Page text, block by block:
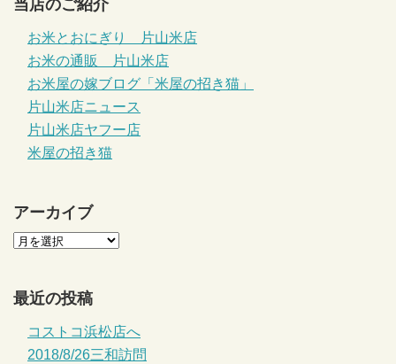
当店のご紹介
お米とおにぎり 片山米店
お米の通販 片山米店
お米屋の嫁ブログ「米屋の招き猫」
片山米店ニュース
片山米店ヤフー店
米屋の招き猫
アーカイブ
最近の投稿
コストコ浜松店へ
2018/8/26三和訪問